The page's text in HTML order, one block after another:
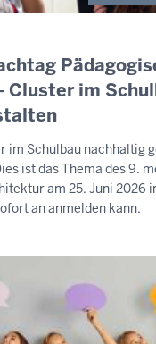
Cluster im
im Schulbau nachhaltig
ist das Thema des 9.
am 25. Juni 2026
an anmelden kann.